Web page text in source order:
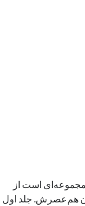
مجموعه‌ای است از
هم‌عصرش. جلد اول